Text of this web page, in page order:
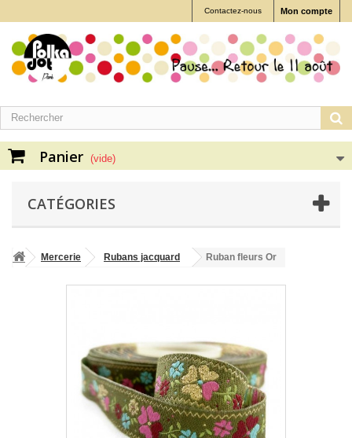
Mon compte
Contactez-nous
Panier (vide)
CATÉGORIES
Mercerie Rubans jacquard Ruban fleurs Or